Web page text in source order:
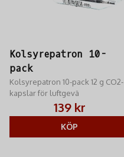
Kolsyrepatron 10-
pack
Kolsyrepatron 10-pack 12 g CO2-
kapslar för luftgevä
139 kr
KÖP